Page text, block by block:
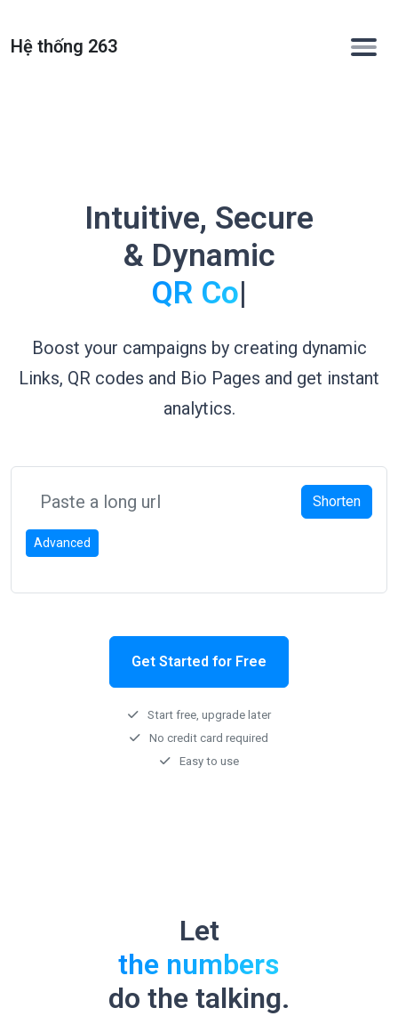
Hệ thống 263
Intuitive, Secure
& Dynamic
QR|
Boost your campaigns by creating dynamic
Links, QR codes and Bio Pages and get instant
analytics.
Shorten
Advanced
Get Started for Free
Start free, upgrade later
No credit card required
Easy to use
Let
the numbers
do the talking.